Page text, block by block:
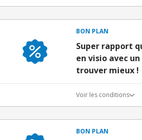
BON PLAN
Super rapport
en visio avec
trouver mieux !
Voir les conditions
BON PLAN